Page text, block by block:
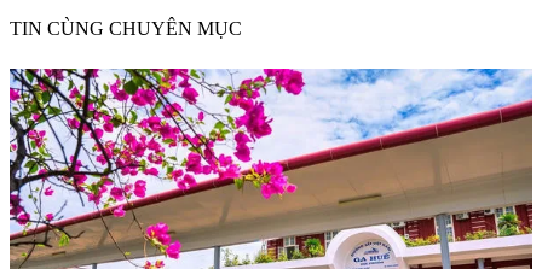
TIN CÙNG CHUYÊN MỤC